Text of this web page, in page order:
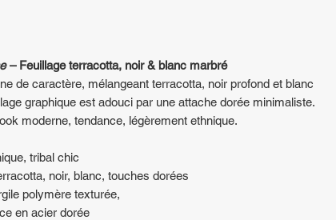
– Feuillage terracotta, noir & blanc marbré
de caractère, mélangeant terracotta, noir profond et blanc
graphique est adouci par une attache dorée minimaliste.
moderne, tendance, légèrement ethnique.
tribal chic
noir, blanc, touches dorées
polymère texturée,
en acier dorée